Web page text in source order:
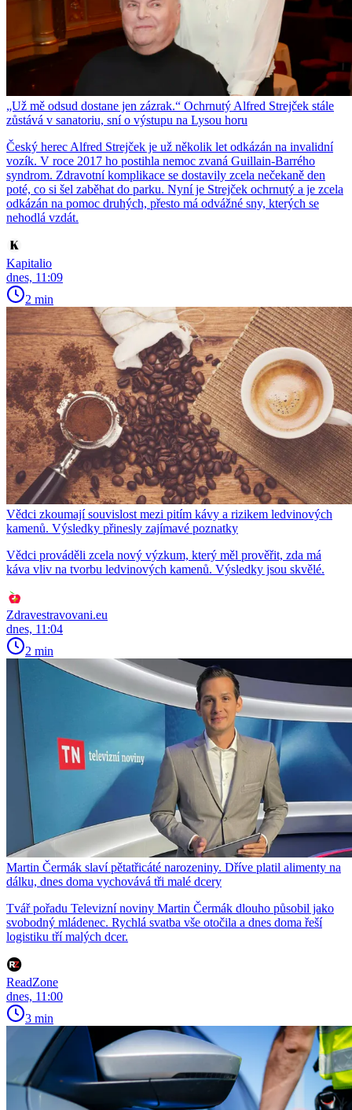
„Už mě odsud dostane jen zázrak.“ Ochrnutý Alfred Strejček stále
zůstává v sanatoriu, sní o výstupu na Lysou horu
Český herec Alfred Strejček je už několik let odkázán na invalidní
vozík. V roce 2017 ho postihla nemoc zvaná Guillain-Barrého
syndrom. Zdravotní komplikace se dostavily zcela nečekaně den
poté, co si šel zaběhat do parku. Nyní je Strejček ochrnutý a je zcela
odkázán na pomoc druhých, přesto má odvážné sny, kterých se
nehodlá vzdát.
Kapitalio
dnes, 11:09
2 min
Vědci zkoumají souvislost mezi pitím kávy a rizikem ledvinových
kamenů. Výsledky přinesly zajímavé poznatky
Vědci prováděli zcela nový výzkum, který měl prověřit, zda má
káva vliv na tvorbu ledvinových kamenů. Výsledky jsou skvělé.
Zdravestravovani.eu
dnes, 11:04
2 min
Martin Čermák slaví pětatřicáté narozeniny. Dříve platil alimenty na
dálku, dnes doma vychovává tři malé dcery
Tvář pořadu Televizní noviny Martin Čermák dlouho působil jako
svobodný mládenec. Rychlá svatba vše otočila a dnes doma řeší
logistiku tří malých dcer.
ReadZone
dnes, 11:00
3 min